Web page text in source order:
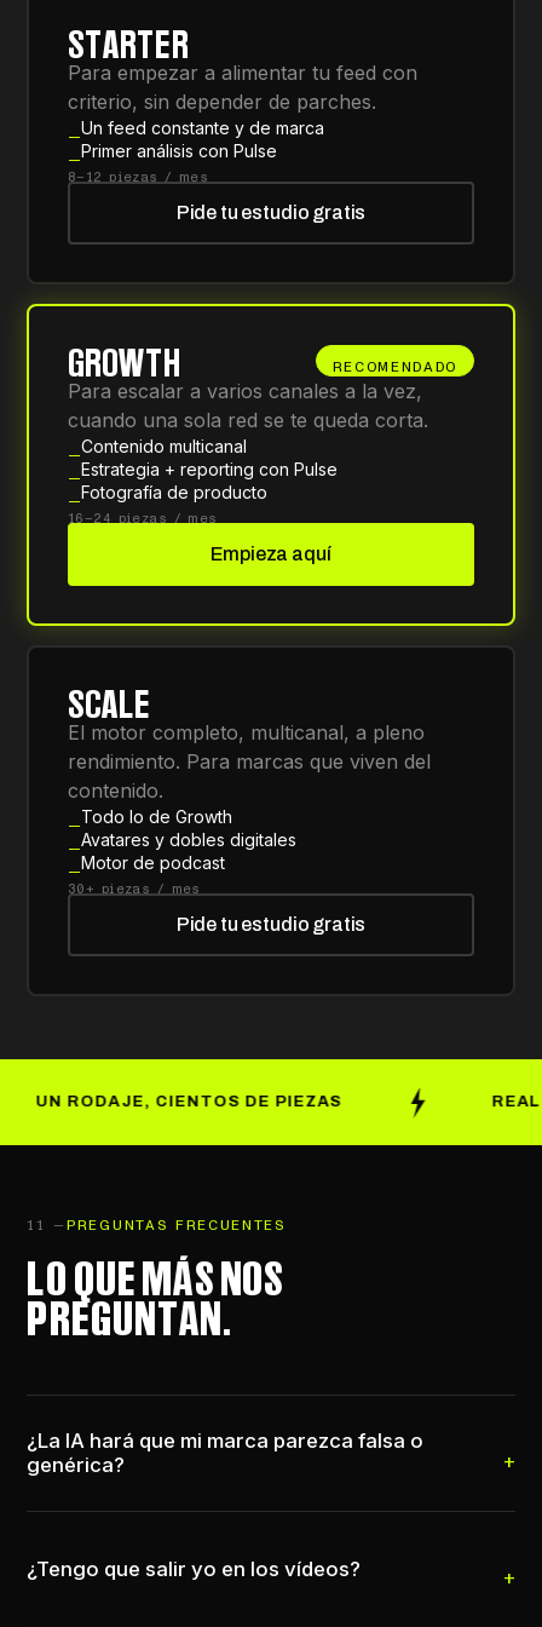
STARTER
Para empezar a alimentar tu feed con
criterio, sin depender de parches.
Un feed constante y de marca
Primer análisis con Pulse
8–12 piezas / mes
Pide tu estudio gratis
GROWTH RECOMENDADO
Para escalar a varios canales a la vez,
cuando una sola red se te queda corta.
Contenido multicanal
Estrategia + reporting con Pulse
Fotografía de producto
16–24 piezas / mes
Empieza aquí
SCALE
El motor completo, multicanal, a pleno
rendimiento. Para marcas que viven del
contenido.
Todo lo de Growth
Avatares y dobles digitales
Motor de podcast
30+ piezas / mes
Pide tu estudio gratis
CIENTOS DE PIEZAS REAL + IA
11 —PREGUNTAS FRECUENTES
LO QUE MÁS NOS
PREGUNTAN.
¿La IA hará que mi marca parezca falsa o
genérica?
+
multiplicamos. Y cuando trabajamos con IA, lo
¿Tengo que salir yo en los vídeos? +